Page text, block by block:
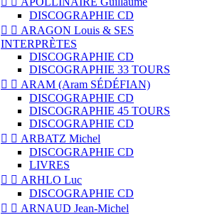
DISCOGRAPHIE CD
  ARAGON Louis & SES
INTERPRÈTES
DISCOGRAPHIE CD
DISCOGRAPHIE 33 TOURS
  ARAM (Aram SÉDÉFIAN)
DISCOGRAPHIE CD
DISCOGRAPHIE 45 TOURS
DISCOGRAPHIE CD
  ARBATZ Michel
DISCOGRAPHIE CD
LIVRES
  ARHLO Luc
DISCOGRAPHIE CD
  ARNAUD Jean-Michel